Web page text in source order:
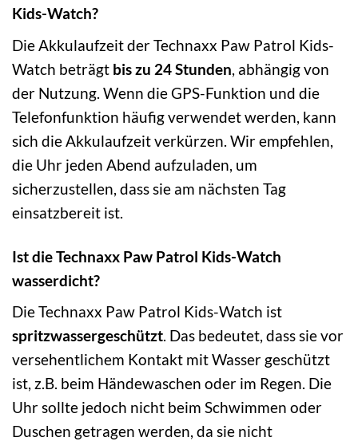
Kids-Watch?
Die Akkulaufzeit der Technaxx Paw Patrol Kids-
Watch beträgt bis zu 24 Stunden, abhängig von
der Nutzung. Wenn die GPS-Funktion und die
Telefonfunktion häufig verwendet werden, kann
sich die Akkulaufzeit verkürzen. Wir empfehlen,
die Uhr jeden Abend aufzuladen, um
sicherzustellen, dass sie am nächsten Tag
einsatzbereit ist.
Ist die Technaxx Paw Patrol Kids-Watch
wasserdicht?
Die Technaxx Paw Patrol Kids-Watch ist
spritzwassergeschützt. Das bedeutet, dass sie vor
versehentlichem Kontakt mit Wasser geschützt
ist, z.B. beim Händewaschen oder im Regen. Die
Uhr sollte jedoch nicht beim Schwimmen oder
Duschen getragen werden, da sie nicht